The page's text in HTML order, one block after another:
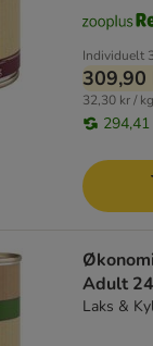
Individuelt
309,90
32,30 kr / kg
Adult
Laks &